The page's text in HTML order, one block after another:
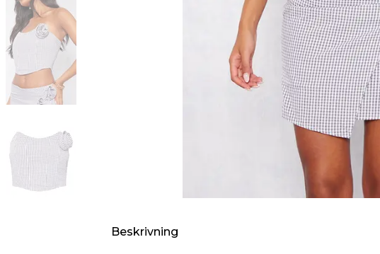
Beskrivning